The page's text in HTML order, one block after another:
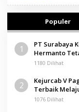
Populer
1
PT Surabaya
Hermanto
Pamolokan
1180 Dilihat
2
Kejurcab V
Terbaik
1076 Dilihat